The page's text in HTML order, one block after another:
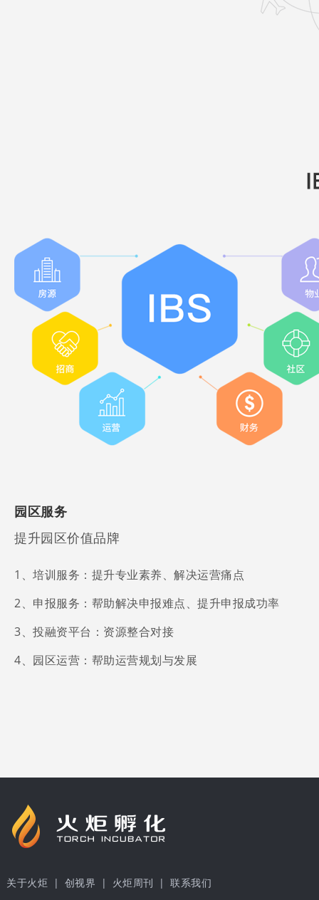
园区服务
提升园区价值品牌
1、培训服务：提升专业素养、解决运营痛点
2、申报服务：帮助解决申报难点、提升申报成功率
3、投融资平台：资源整合对接
4、园区运营：帮助运营规划与发展
关于火炬 | 创视界 | 火炬周刊 | 联系我们